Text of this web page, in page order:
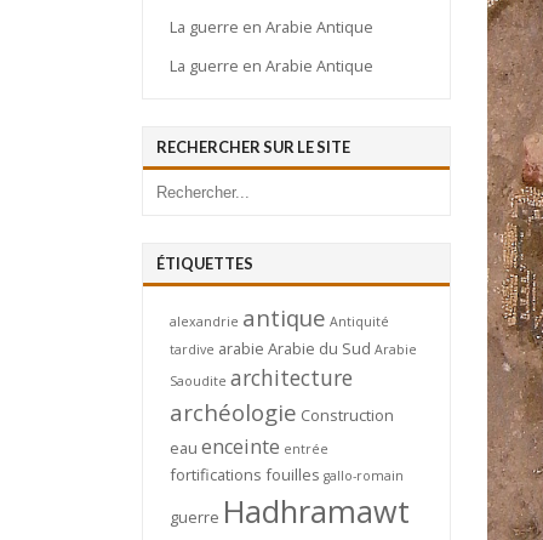
La guerre en Arabie Antique
La guerre en Arabie Antique
RECHERCHER SUR LE SITE
ÉTIQUETTES
alexandrie antique Antiquité
tardive arabie Arabie du Sud Arabie
Saoudite architecture
archéologie Construction
eau enceinte entrée
fortifications fouilles gallo-romain
guerre Hadhramawt